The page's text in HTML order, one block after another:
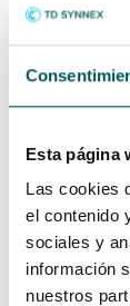
Esta página
Las cookies
el contenido
sociales y
información
nuestros